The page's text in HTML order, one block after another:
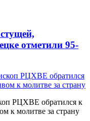
отметили 95-
РЦХВЕ обратился к
к молитве за страну